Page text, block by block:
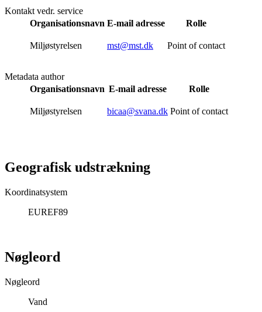
Kontakt vedr. service
Organisationsnavn E-mail adresse Rolle
Miljøstyrelsen mst@mst.dk Point of contact
Metadata author
Organisationsnavn E-mail adresse Rolle
Miljøstyrelsen bicaa@svana.dk Point of contact
Geografisk udstrækning
Koordinatsystem
EUREF89
Nøgleord
Nøgleord
Vand